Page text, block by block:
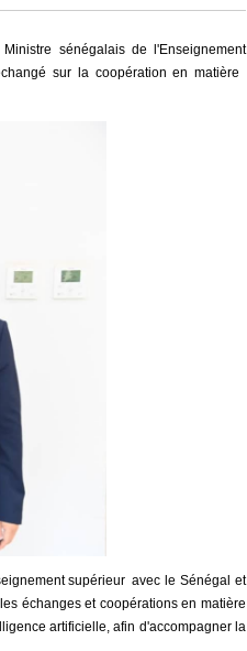
sénégalais de l'Enseignement
sur la coopération en matière
supérieur avec le Sénégal et
échanges et coopérations en matière
artificielle, afin d'accompagner la